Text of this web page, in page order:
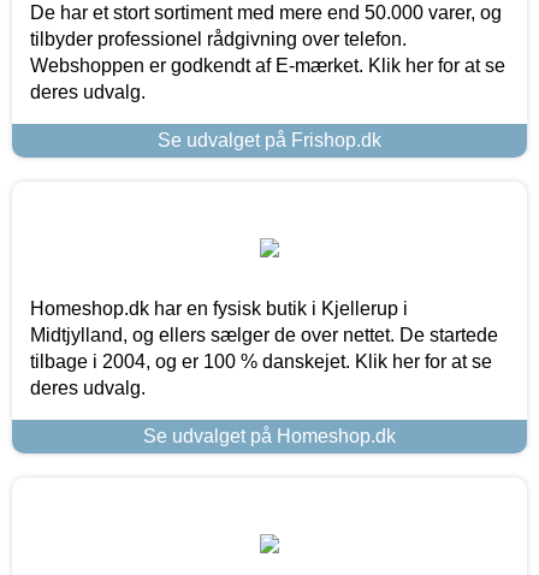
De har et stort sortiment med mere end 50.000 varer, og
tilbyder professionel rådgivning over telefon.
Webshoppen er godkendt af E-mærket. Klik her for at se
deres udvalg.
Se udvalget på Frishop.dk
Homeshop.dk har en fysisk butik i Kjellerup i
Midtjylland, og ellers sælger de over nettet. De startede
tilbage i 2004, og er 100 % danskejet. Klik her for at se
deres udvalg.
Se udvalget på Homeshop.dk